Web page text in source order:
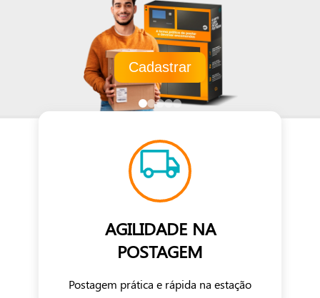
Cadastrar
AGILIDADE NA
POSTAGEM
Postagem prática e rápida na estação